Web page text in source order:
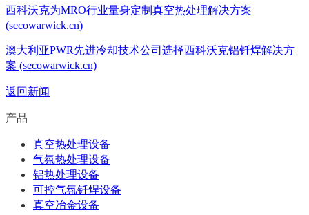
西科沃克为MRO行业量身定制真空热处理解决方案
(secowarwick.cn)
澳大利亚PWR先进冷却技术公司选择西科沃克铝钎焊解决方
案 (secowarwick.cn)
返回新闻
产品
真空热处理设备
气氛热处理设备
铝热处理设备
可控气氛钎焊设备
真空冶金设备